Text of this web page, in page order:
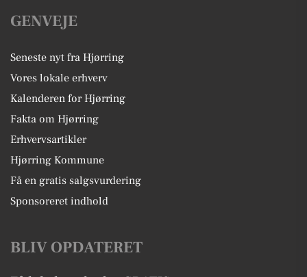
GENVEJE
Seneste nyt fra Hjørring
Vores lokale erhverv
Kalenderen for Hjørring
Fakta om Hjørring
Erhvervsartikler
Hjørring Kommune
Få en gratis salgsvurdering
Sponsoreret indhold
BLIV OPDATERET